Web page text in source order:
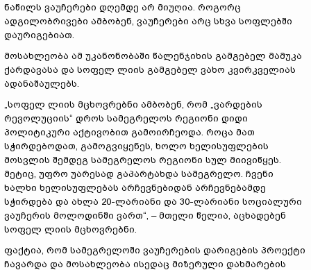
ნაწილს ვაუჩერები დღემდე არ მიუღია. როგორც
ადგილობრივები ამბობენ, ვაუჩერები არც სხვა სოფლებში
დაურიგებიათ.
მოსახლეობა ამ უკანონობაში წალენჯიხის გამგებელ მამუკა
ქარდავასა და სოფელ ლიის გამგებელ ვახო კვირკველიას
ადანაშაულებს.
„სოფელ ლიის მცხოვრებნი ამბობენ, რომ „ვარდების
რევოლუციის“ დროს სამეგრელოს რეგიონი დიდი
პოლიტიკური აქტივობით გამოირჩეოდა. როცა მათ
სჭირდებოდათ, გამოგვიყენეს, ხოლო ხელისუფლების
მოსვლის შემდეგ სამეგრელოს რეგიონი სულ მიივიწყეს.
მეტიც, უფრო უარესად გაპარტახდა სამეგრელო. ჩვენი
ხალხი ხელისუფლებას არჩევნებიდან არჩევნებამდე
სჭირდება და ახლა 20-ლარიანი და 30-ლარიანი სოციალური
ვაუჩერის მოლოდინში ვართ“, – მთელი წელია, აცხადებენ
სოფელ ლიის მცხოვრებნი.
ფაქტია, რომ სამეგრელოში ვაუჩერების დარიგების პროექტი
ჩავარდა და მოსახლეობა ისედაც მიზერული დახმარების